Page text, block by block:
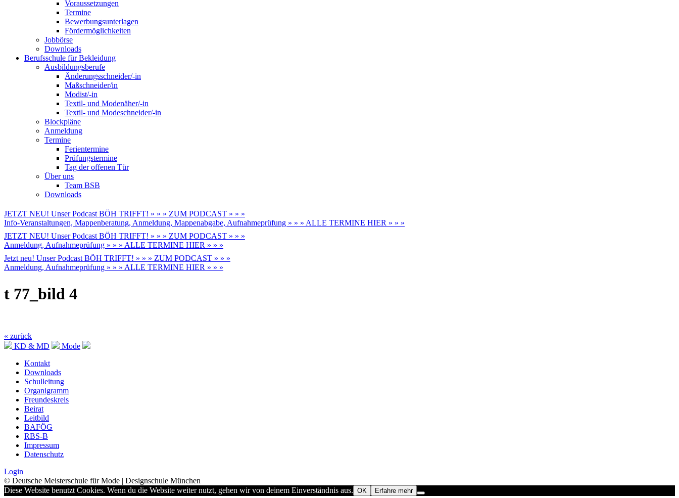
Voraussetzungen
Termine
Bewerbungsunterlagen
Fördermöglichkeiten
Jobbörse
Downloads
Berufsschule für Bekleidung
Ausbildungsberufe
Änderungsschneider/-in
Maßschneider/in
Modist/-in
Textil- und Modenäher/-in
Textil- und Modeschneider/-in
Blockpläne
Anmeldung
Termine
Ferientermine
Prüfungstermine
Tag der offenen Tür
Über uns
Team BSB
Downloads
JETZT NEU! Unser Podcast BÖH TRIFFT! » » » ZUM PODCAST » » »
Info-Veranstaltungen, Mappenberatung, Anmeldung, Mappenabgabe, Aufnahmeprüfung » » » ALLE TERMINE HIER » » »
JETZT NEU! Unser Podcast BÖH TRIFFT! » » » ZUM PODCAST » » »
Anmeldung, Aufnahmeprüfung » » » ALLE TERMINE HIER » » »
Jetzt neu! Unser Podcast BÖH TRIFFT! » » » ZUM PODCAST » » »
Anmeldung, Aufnahmeprüfung » » » ALLE TERMINE HIER » » »
t 77_bild 4
« zurück
KD & MD
Mode
Kontakt
Downloads
Schulleitung
Organigramm
Freundeskreis
Beirat
Leitbild
BAFÖG
RBS-B
Impressum
Datenschutz
Login
© Deutsche Meisterschule für Mode | Designschule München
Diese Website benutzt Cookies. Wenn du die Website weiter nutzt, gehen wir von deinem Einverständnis aus. OK Erfahre mehr